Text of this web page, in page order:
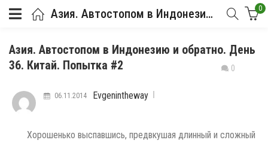
Азия. Автостопом в Индонезию и обратно. День 36. Китай. Попытка #2 0
0
Азия. Автостопом в Индонезию и обратно. День
36. Китай. Попытка #2
Evgenintheway
06.11.2014
Хорошенько выспавшись, предвкушая длинный и сложный